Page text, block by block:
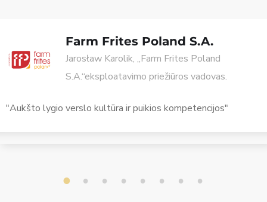
Farm Frites Poland S.A.
Jarosław Karolik, „Farm Frites Poland
S.A.“eksploatavimo priežiūros vadovas.
"Aukšto lygio verslo kultūra ir puikios kompetencijos"
1 2 3 4 5 6 7 8